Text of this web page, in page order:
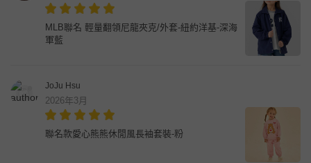
MLB聯名 輕量翻領尼龍夾克/外套-紐約洋基-深海
軍藍
JoJu Hsu
2026年3月
聯名款愛心熊熊休閒風長袖套裝-粉